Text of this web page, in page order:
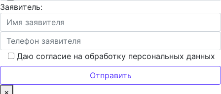
Заявитель:
Даю согласие на обработку персональных данных
×